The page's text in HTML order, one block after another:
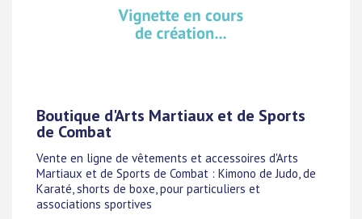
Boutique d'Arts Martiaux et de Sports
de Combat
Vente en ligne de vêtements et accessoires d'Arts
Martiaux et de Sports de Combat : Kimono de Judo, de
Karaté, shorts de boxe, pour particuliers et
associations sportives